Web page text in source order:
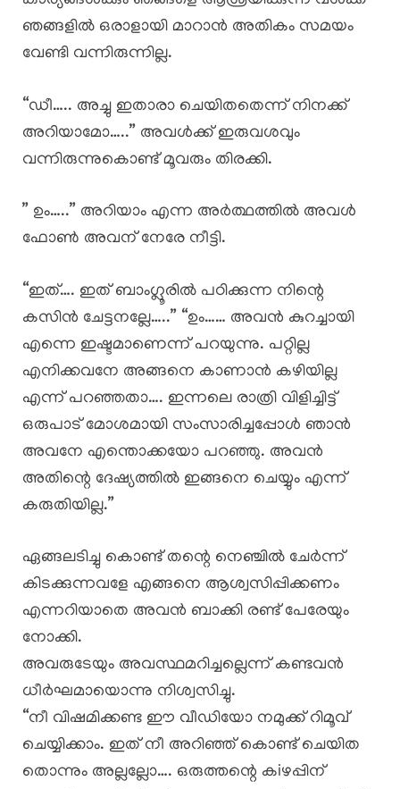
ഞങ്ങളിൽ ഒരാളായി മാറാൻ അതികം സമയം
വേണ്ടി വന്നിരുന്നില്ല.
“ഡീ….. അച്ചു ഇതാരാ ചെയിതതെന്ന് നിനക്ക്
അറിയാമോ…..” അവൾക്ക് ഇരുവശവും
വന്നിരുന്നുകൊണ്ട് മൂവരും തിരക്കി.
” ഉം…..” അറിയാം എന്ന അർത്ഥത്തിൽ അവൾ
ഫോൺ അവന് നേരേ നീട്ടി.
“ഇത്…. ഇത് ബാംഗ്ലൂരിൽ പഠിക്കുന്ന നിന്റെ
കസിൻ ചേട്ടനല്ലേ…..” “ഉം…… അവൻ കുറച്ചായി
എന്നെ ഇഷ്ടമാണെന്ന് പറയുന്നു. പറ്റില്ല
എനിക്കവനേ അങ്ങനെ കാണാൻ കഴിയില്ല
എന്ന് പറഞ്ഞതാ…. ഇന്നലെ രാത്രി വിളിച്ചിട്ട്
ഒരുപാട് മോശമായി സംസാരിച്ചപ്പോൾ ഞാൻ
അവനേ എന്തൊക്കയോ പറഞ്ഞു. അവൻ
അതിന്റെ ദേഷ്യത്തിൽ ഇങ്ങനെ ചെയ്യും എന്ന്
കരുതിയില്ല.”
ഏങ്ങലടിച്ചു കൊണ്ട് തന്റെ നെഞ്ചിൽ ചേർന്ന്
കിടക്കുന്നവളേ എങ്ങനെ ആശ്വസിപ്പിക്കണം
എന്നറിയാതെ അവൻ ബാക്കി രണ്ട് പേരേയും
നോക്കി.
അവരുടേയും അവസ്ഥമറിച്ചല്ലെന്ന് കണ്ടവൻ
ധീർഘമായൊന്നു നിശ്വസിച്ചു.
“നീ വിഷമിക്കണ്ട ഈ വീഡിയോ നമുക്ക് റിമൂവ്
ചെയ്യിക്കാം. ഇത് നീ അറിഞ്ഞ് കൊണ്ട് ചെയിത
തൊന്നും അല്ലല്ലോ…. ഒരുത്തന്റെ കiഴപ്പിന്